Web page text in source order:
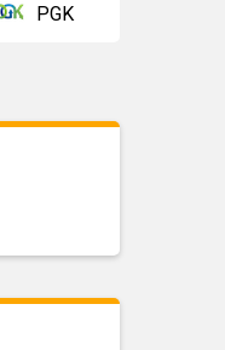
PGK